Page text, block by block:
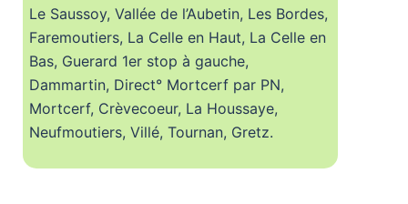
Le Saussoy, Vallée de l’Aubetin, Les Bordes,
Faremoutiers, La Celle en Haut, La Celle en
Bas, Guerard 1er stop à gauche,
Dammartin, Direct° Mortcerf par PN,
Mortcerf, Crèvecoeur, La Houssaye,
Neufmoutiers, Villé, Tournan, Gretz.